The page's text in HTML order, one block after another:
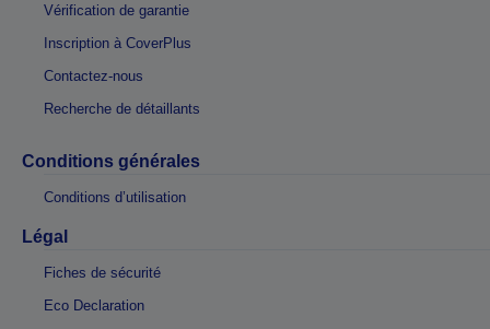
Vérification de garantie
Inscription à CoverPlus
Contactez-nous
Recherche de détaillants
Conditions générales
Conditions d’utilisation
Légal
Fiches de sécurité
Eco Declaration